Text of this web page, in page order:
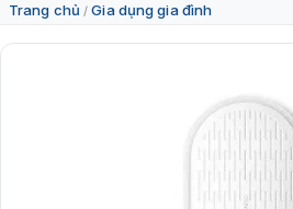
Trang chủ /Gia dụng gia đình